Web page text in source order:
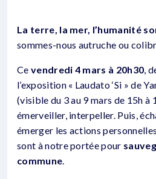
La terre, la mer, l’humanité
sommes-nous autruche ou
Ce vendredi 4 mars à 20h30,
l’exposition « Laudato ‘Si » de
(visible du 3 au 9 mars de 15h à
émerveiller, interpeller. Puis,
émerger les actions
sont à notre portée pour
commune.